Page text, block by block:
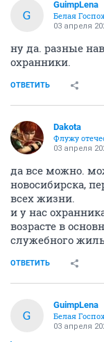
G
GuimpLena
Белая
03 апреля
ну да. разные
охранники.
ОТВЕТИТЬ
Dаkota
Флужу
03 апреля
да все можно.
новосибирска,
всех жизни.
и у нас
возрасте в
служебного
ОТВЕТИТЬ
G
GuimpLena
Белая
03 апреля